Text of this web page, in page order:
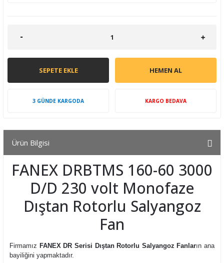
SEPETE EKLE HEMEN AL
3 GÜNDE KARGODA KARGO BEDAVA
Ürün Bilgisi
FANEX DRBTMS 160-60 3000
D/D 230 volt Monofaze
Dıştan Rotorlu Salyangoz
Fan
Firmamız FANEX DR Serisi Dıştan Rotorlu Salyangoz Fanların ana
bayiliğini yapmaktadır.